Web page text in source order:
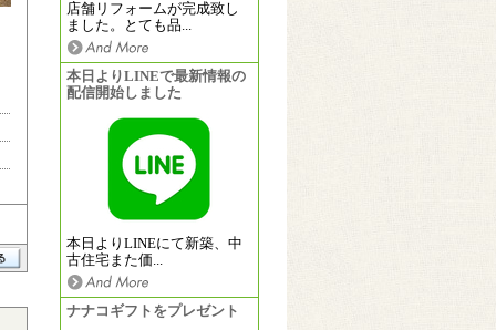
店舗リフォームが完成致し
ました。とても品...
本日よりLINEで最新情報の
配信開始しました
本日よりLINEにて新築、中
古住宅また価...
ナナコギフトをプレゼント